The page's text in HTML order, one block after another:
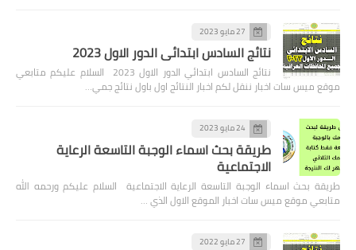
27 مايو 2023
نتائج السادس ابتدائي الدور الاول 2023
نتائج السادس ابتدائي الدور الاول 2023 السلام عليكم متابعي
موقع ميس سات اخبار ننقل لكم اخبار النتائج اول باول نتائج جمي…
24 مايو 2023
طريقة بحث اسماء الوجبة التاسعة الرعاية
الاجتماعية
طريقة بحث اسماء الوجبة التاسعة الرعاية الاجتماعية السلام عليكم ورحمه الله
متابعي موقع ميس سات اخبار الموقع الاول الذي …
27 مايو 2022